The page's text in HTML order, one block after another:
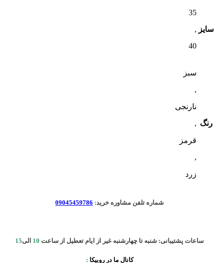
سایز
35
,
40
رنگ
سبز
,
نارنجی
,
قرمز
,
زرد
شماره تلفن مشاوره خرید:
09045459786
ساعات پشتیبانی: شنبه تا چهارشنبه غیر از ایام تعطیل از ساعت 10 الی15
کانال ما در روبیکا :